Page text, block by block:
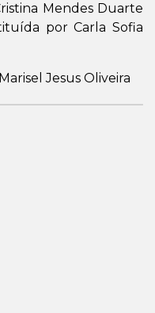
Mendes Duarte
por Carla Sofia
Jesus Oliveira